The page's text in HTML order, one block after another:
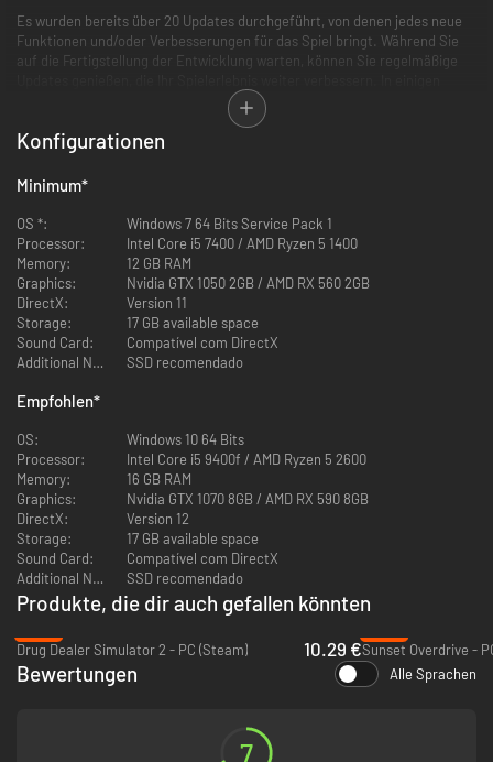
Es wurden bereits über 20 Updates durchgeführt, von denen jedes neue
Funktionen und/oder Verbesserungen für das Spiel bringt. Während Sie
auf die Fertigstellung der Entwicklung warten, können Sie regelmäßige
unserer neuesten Updates wurden neue Funktionen hinzugefügt,
Optimierungen implementiert und thematische Updates veröffentlicht,
wie z.B. Weihnachts- und Juni-Party-Themen. Wir haben auch die Anzahl
der Fahrzeuge, Waffen und Kleidungsstücke erweitert und die Möglichkeit
geschaffen, Motorräder und Waffen individuell anzupassen. Vergessen Sie
beteiligen und Ihr wertvolles Feedback zu geben.
Eine fesselnde Kulisse
Von bescheidenen Vierteln über mittelständische Gebiete bis hin zu
Regionen mit Vegetation, alle inspiriert von brasilianischen Städten,
haben Sie die Möglichkeit, eine lebendige Stadt voller ehrlicher und
unehrlicher Möglichkeiten zu erkunden. Treffen Sie Ihre Entscheidungen
lebendigen Stadt zu erobern!
Nutzen Sie die Leistung des NVIDIA Deep Learning Super Sampling (DLSS)
und der AMD FidelityFX Super Resolution (FSR), um Ihre Bildrate zu
noch schärfere Grafiken zu genießen.
Verbessern Sie Ihre Erfahrung mit der Frame-Generierung! Die Funktion
Konfigurationen
Minimum*
OS *:
Windows 7 64 Bits Service Pack 1
Processor:
Intel Core i5 7400 / AMD Ryzen 5 1400
Memory:
12 GB RAM
Graphics:
Nvidia GTX 1050 2GB / AMD RX 560 2GB
DirectX:
Version 11
Storage:
17 GB available space
Sound Card:
Compatível com DirectX
Additional Notes:
SSD recomendado
Empfohlen*
OS:
Windows 10 64 Bits
Processor:
Intel Core i5 9400f / AMD Ryzen 5 2600
Memory:
16 GB RAM
Graphics:
Nvidia GTX 1070 8GB / AMD RX 590 8GB
DirectX:
Version 12
Storage:
17 GB available space
Sound Card:
Compatível com DirectX
Additional Notes:
SSD recomendado
Produkte, die dir auch gefallen könnten
Drug Dealer Simulator 2 - PC (Steam)
10.29 €Sunset Overdrive -
Bewertungen Alle Sprachen
7